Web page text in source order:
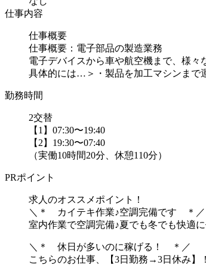
仕事内容
仕事概要
仕事概要：電子部品の製造業務
電子デバイスから車や航空機まで、様々
具体的には…＞・製品を加工マシンま
勤務時間
2交替
【1】07:30〜19:40
【2】19:30〜07:40
（実働10時間20分、休憩110分）
PRポイント
求人のオススメポイント！
＼＊ カイテキ作業♪空調完備です ＊／
室内作業で空調完備♪夏でも冬でも快適に
＼＊ 休日が多いのに稼げる！ ＊／
こちらのお仕事、【3日勤務→3日休み】